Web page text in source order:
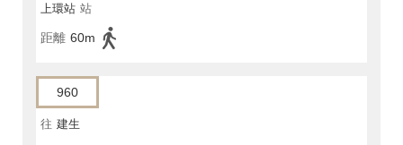
上環站 站
距離 60m
960
往 建生